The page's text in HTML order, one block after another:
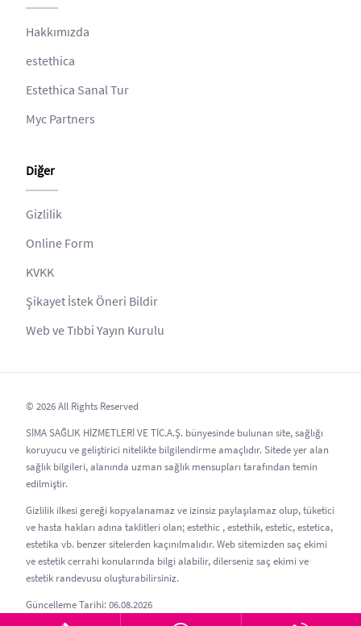
Hakkımızda
estethica
Estethica Sanal Tur
Myc Partners
Diğer
Gizlilik
Online Form
KVKK
Şikayet İstek Öneri Bildir
Web ve Tıbbi Yayın Kurulu
© 2026 All Rights Reserved
SİMA SAĞLIK HİZMETLERİ VE TİC.A.Ş. bünyesinde bulunan site, sağlığı
koruyucu ve geliştirici nitelikte bilgilendirme amaçlıdır. Sitede yer alan
sağlık bilgileri, alanında uzman sağlık mensupları tarafından temin
edilmiştir.
Gizlilik ilkesi gereği kopyalanamaz ve izinsiz paylaşılamaz olup, tüketici
ve hasta hakları adına taklitleri olan; estethic , estethik, estetic, estetica,
estetika vb. benzer sitelerden kaçınılmalıdır. Web sitemizden saç ekimi
ve estetik cerrahi konularında bilgi alabilir, dilerseniz saç ekimi ve
estetik randevusu oluşturabilirsiniz.
Güncelleme Tarihi: 06.08.2026